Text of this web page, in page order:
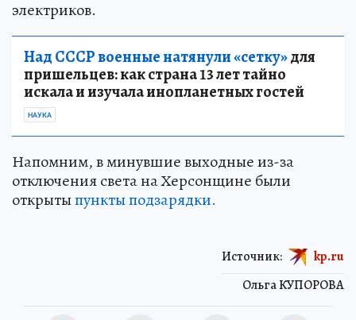
электриков.
Над СССР военные натянули «сетку»для
пришельцев: как страна 13 лет тайно
искала и изучала инопланетных гостей
НАУКА
Напомним, в минувшие выходные из-за
отключения света на Херсонщине были
открытыпункты подзарядки.
Ольга КУПОРОВА
Источник: kp.ru